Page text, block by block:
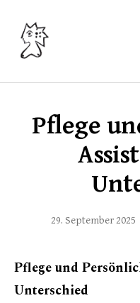
Pflege
29. September 2025
Pflege und
Unterschied